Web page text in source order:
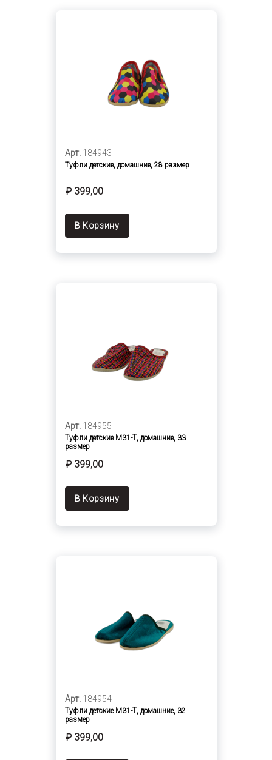
Арт. 184943
Туфли детские, домашние, 28 размер
₽ 399,00
В Корзину
Арт. 184955
Туфли детские М31-Т, домашние, 33
размер
₽ 399,00
В Корзину
Арт. 184954
Туфли детские М31-Т, домашние, 32
размер
₽ 399,00